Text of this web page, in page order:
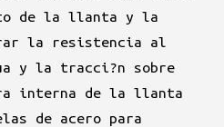
de la llanta y la
la resistencia al
y la tracci?n sobre
interna de la llanta
de acero para